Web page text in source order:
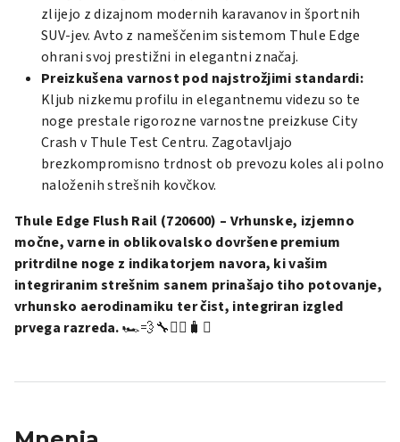
zlijejo z dizajnom modernih karavanov in športnih
SUV-jev. Avto z nameščenim sistemom Thule Edge
ohrani svoj prestižni in elegantni značaj.
Preizkušena varnost pod najstrožjimi standardi:
Kljub nizkemu profilu in elegantnemu videzu so te
noge prestale rigorozne varnostne preizkuse City
Crash v Thule Test Centru. Zagotavljajo
brezkompromisno trdnost ob prevozu koles ali polno
naloženih strešnih kovčkov.
Thule Edge Flush Rail (720600) – Vrhunske, izjemno
močne, varne in oblikovalsko dovršene premium
pritrdilne noge z indikatorjem navora, ki vašim
integriranim strešnim sanem prinašajo tiho potovanje,
vrhunsko aerodinamiku ter čist, integriran izgled
prvega razreda.🏎️💨🔧🚴‍♂️🧳✨